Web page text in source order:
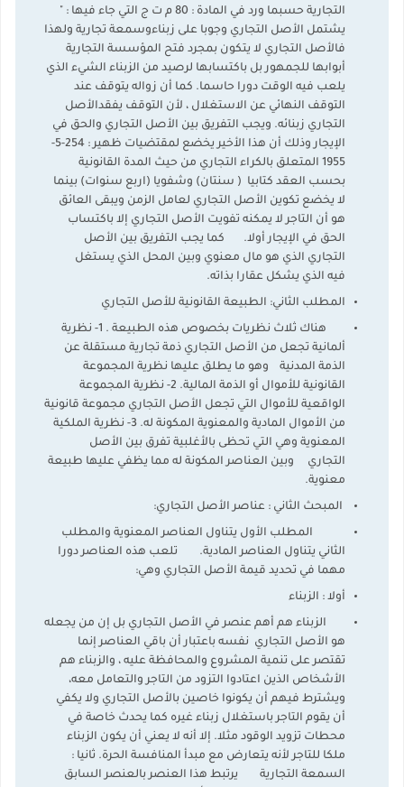
التجارية حسبما ورد في المادة : 80 م ت ج التي جاء فيها : "
يشتمل الأصل التجاري وجوبا على زبناءوسمعة تجارية ولهذا
فالأصل التجاري لا يتكون بمجرد فتح المؤسسة التجارية
أبوابها للجمهور بل باكتسابها لرصيد من الزبناء الشيء الذي
يلعب فيه الوقت دورا حاسما. كما أن زواله يتوقف عند
التوقف النهائي عن الاستغلال ، لأن التوقف يفقدالأصل
التجاري زبنائه. ويجب التفريق بين الأصل التجاري والحق في
الإيجار وذلك أن هذا الأخير يخضع لمقتضيات ظهير : 254-5-
1955 المتعلق بالكراء التجاري من حيث المدة القانونية
بحسب العقد كتابيا ( سنتان) وشفويا (اربع سنوات) بينما
لا يخضع تكوين الأصل التجاري لعامل الزمن ويبقى العائق
هو أن التاجر لا يمكنه تفويت الأصل التجاري إلا باكتساب
الحق في الإيجار أولا. كما يجب التفريق بين الأصل
التجاري الذي هو مال معنوي وبين المحل الذي يستغل
فيه الذي يشكل عقارا بذاته.
المطلب الثاني: الطبيعة القانونية للأصل التجاري
هناك ثلاث نظريات بخصوص هذه الطبيعة . 1- نظرية
ألمانية تجعل من الأصل التجاري ذمة تجارية مستقلة عن
الذمة المدنية وهو ما يطلق عليها نظرية المجموعة
القانونية للأموال أو الذمة المالية. 2- نظرية المجموعة
الواقعية للأموال التي تجعل الأصل التجاري مجموعة قانونية
من الأموال المادية والمعنوية المكونة له. 3- نظرية الملكية
المعنوية وهي التي تحظى بالأغلبية تفرق بين الأصل
التجاري وبين العناصر المكونة له مما يظفي عليها طبيعة
معنوية.
المبحث الثاني : عناصر الأصل التجاري:
المطلب الأول يتناول العناصر المعنوية والمطلب
الثاني يتناول العناصر المادية. تلعب هذه العناصر دورا
مهما في تحديد قيمة الأصل التجاري وهي:
أولا : الزبناء
الزبناء هم أهم عنصر في الأصل التجاري بل إن من يجعله
هو الأصل التجاري نفسه باعتبار أن باقي العناصر إنما
تقتصر على تنمية المشروع والمحافظة عليه ، والزبناء هم
الأشخاص الذين اعتادوا التزود من التاجر والتعامل معه،
ويشترط فيهم أن يكونوا خاصين بالأصل التجاري ولا يكفي
أن يقوم التاجر باستغلال زبناء غيره كما يحدث خاصة في
محطات تزويد الوقود مثلا. إلا أنه لا يعني أن يكون الزبناء
ملكا للتاجر لأنه يتعارض مع مبدأ المنافسة الحرة. ثانيا :
السمعة التجارية يرتبط هذا العنصر بالعنصر السابق